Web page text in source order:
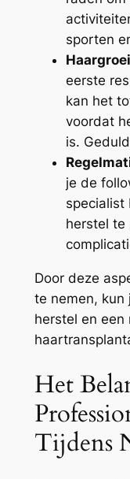
sporten
eerste
kan het
voordat
is.
je de
specialist
herstel te
Door deze
te nemen, kun
herstel en een
Het
Tijdens